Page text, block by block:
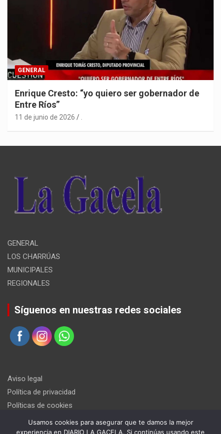
GENERAL
Enrique Cresto: “yo quiero ser gobernador de
Entre Ríos”
11 de junio de 2026 .
GENERAL
LOS CHARRÚAS
MUNICIPALES
REGIONALES
Síguenos en nuestras redes sociales
Aviso legal
Política de privacidad
Políticas de cookies
Usamos cookies para asegurar que te damos la mejor
experiencia en DIARIO LA GACELA. Si continúas usando este